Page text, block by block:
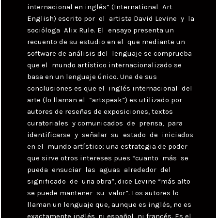
internacional en inglés” (International Art
English) escrito por el artista David Levine y la
socióloga Alix Rule. El ensayo presenta un
recuento de su estudio en el que mediante un
software de análisis del lenguaje se comprueba
que el mundo artístico internacionalizado se
basa en un lenguaje único. Una de sus
conclusiones es que el inglés internacional del
arte (lo llaman el “artspeak”) es utilizado por
autores de reseñas de exposiciones, textos
curatoriales y comunicados de prensa, para
identificarse y señalar su estado de iniciados
en el mundo artístico; una estrategia de poder
que sirve otros intereses pues “cuanto más se
pueda ensuciar las aguas alrededor del
significado de una obra”, dice Levine “más alto
se puede mantener su valor”. Los autores lo
llaman un lenguaje que, aunque es inglés, no es
exactamente inglés, ni español ni francés. Es el